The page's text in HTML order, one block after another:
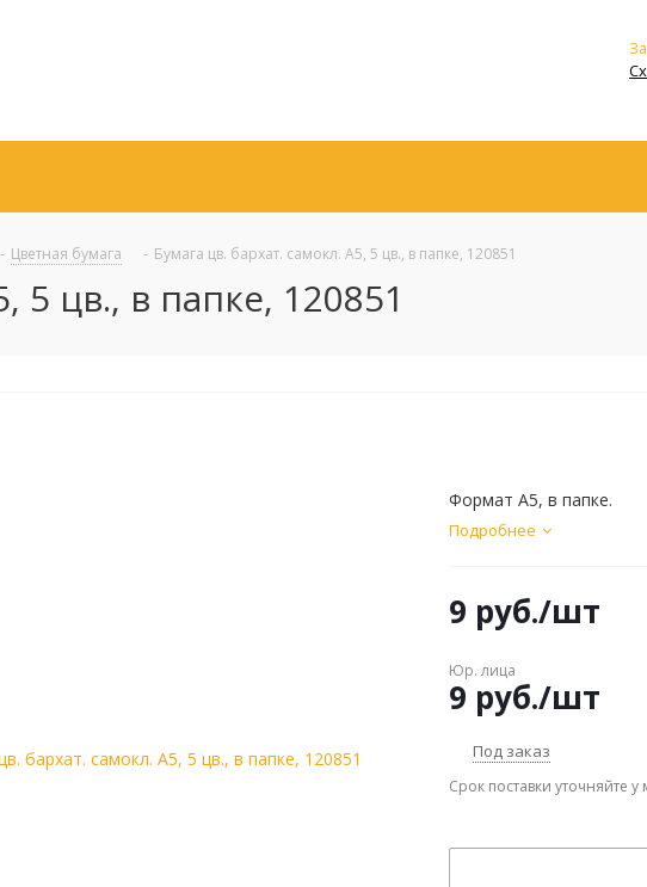
- Цветная бумага - Бумага цв. бархат. самокл. А5, 5 цв., в папке, 120851
5 цв., в папке, 120851
Формат А5, в папке.
Подробнее
9 руб./шт
Юр. лица
9 руб./шт
Под заказ
Срок поставки уточняйте